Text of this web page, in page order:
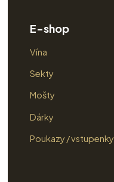
E-shop
Vína
Sekty
Mošty
Dárky
Poukazy / vstupenky